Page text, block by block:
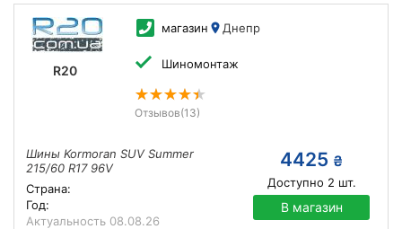
R20
магазин Днепр
Шиномонтаж
Отзывов(13)
Шины Kormoran SUV Summer
215/60 R17 96V
Страна:
Год:
Актуальность 08.08.26
4425 ₴
Доступно 2 шт.
В магазин